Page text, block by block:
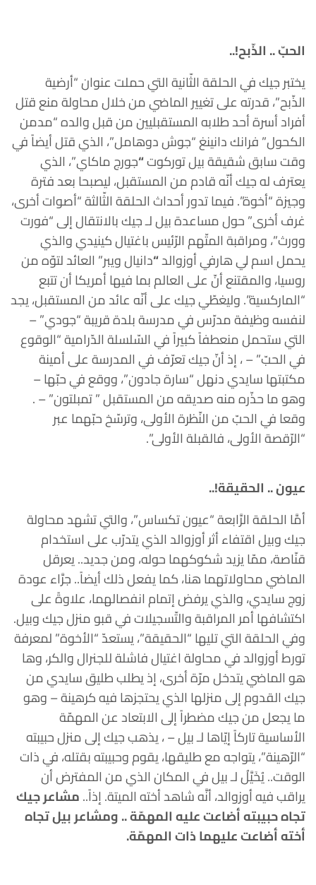
الحبّ .. الذّبح!..
يختبر جيك في الحلقة الثّانية التي حملت عنوان “أرضية
الذّبح”، قدرته على تغيير الماضي من خلال محاولة منع قتل
أفراد أسرة أحد طلابه المستقبليين من قبل والده “مدمن
الكحول” فرانك دانينغ “جوش دوهامل”، الذي قتل أيضاً في
وقت سابق شقيقة بيل توركوت“جورج ماكاي”، الذي
يعترف له جيك أنّه قادم من المستقبل، ليصبحا بعد فترة
وجيزة “أخوة”. فيما تدور أحداث الحلقة الثّالثة “أصوات أخرى،
غرف أخرى” حول مساعدة بيل لـ جيك بالانتقال إلى “فورت
وورث”، ومراقبة المتّهم الرّئيس باغتيال كينيدي والذي
يحمل اسم لي هارفي أوزوالد“دانيال ويبر” العائد لتوّه من
روسيا، والمقتنع أنّ على العالم بما فيها أمريكا أن تتبع
“الماركسية”. وليغطّي جيك على أنّه عائد من المستقبل، يجد
لنفسه وظيفة مدرّس في مدرسة بلدة قريبة “جودي” –
التي ستحمل منعطفاً كبيراً في السّلسلة الدّرامية “الوقوع
في الحبّ” – ، إذ أنّ جيك تعرّف في المدرسة على أمينة
مكتبتها سايدي دنهل “سارة جادون”، ووقع في حبّها –
وهو ما حذّره منه صديقه من المستقبل ” تمبلتون” – .
وقعا في الحبّ من النّظرة الأولى، وترسّخ حبّهما عبر
“الرّقصة الأولى، فالقبلة الأولى”.
عيون .. الحقيقة!..
أمَّا الحلقة الرَّابعة “عيون تكساس”، والتي تشهد محاولة
جيك وبيل اقتفاء أثر أوزوالد الذي يتدرّب على استخدام
قنّاصة، ممّا يزيد شكوكهما حوله، ومن جديد.. يعرقل
الماضي محاولاتهما هنا، كما يفعل ذلك أيضاً.. جرَّاء عودة
زوج سايدي، والذي يرفض إتمام انفصالهما، علاوةً على
اكتشافها أمر المراقبة والتّسجيلات في قبو منزل جيك وبيل.
وفي الحلقة التي تليها “الحقيقة”، يستعدّ “الأخوة” لمعرفة
تورط أوزوالد في محاولة اغتيال فاشلة للجنرال والكر، وها
هو الماضي يتدخل مرّة أخرى، إذ يطلب طليق سايدي من
جيك القدوم إلى منزلها الذي يحتجزها فيه كرهينة – وهو
ما يجعل من جيك مضطراً إلى الابتعاد عن المهمّة
الأساسية تاركاً إيّاها لـ بيل – ، يذهب جيك إلى منزل حبيبته
“الرّهينة”، يتواجه مع طليقها، يقوم وحبيبته بقتله، في ذات
الوقت.. يُخَيَّلُ لـ بيل في المكان الذي من المفترض أن
يراقب فيه أوزوالد، أنَّه شاهد أخته الميتة. إذاً..مشاعر جيك
تجاه حبيبته أضاعت عليه المهمّة .. ومشاعر بيل تجاه
أخته أضاعت عليهما ذات المهمّة.